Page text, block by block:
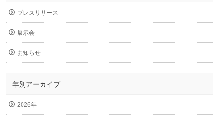
プレスリリース
展示会
お知らせ
年別アーカイブ
2026年